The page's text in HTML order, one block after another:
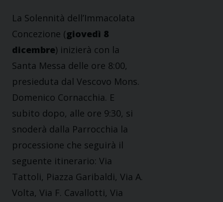
La Solennità dell’Immacolata
Concezione (giovedì 8
dicembre) inizierà con la
Santa Messa delle ore 8:00,
presieduta dal Vescovo Mons.
Domenico Cornacchia. E
subito dopo, alle ore 9:30, si
snoderà dalla Parrocchia la
processione che seguirà il
seguente itinerario: Via
Tattoli, Piazza Garibaldi, Via A.
Volta, Via F. Cavallotti, Via